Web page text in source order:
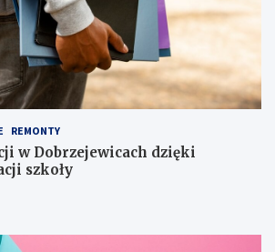
REMONTY
w Dobrzejewicach dzięki
szkoły